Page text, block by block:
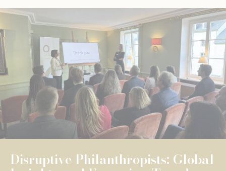
UNIVERSELLE BILDUNG
The Fondation de Luxembourg